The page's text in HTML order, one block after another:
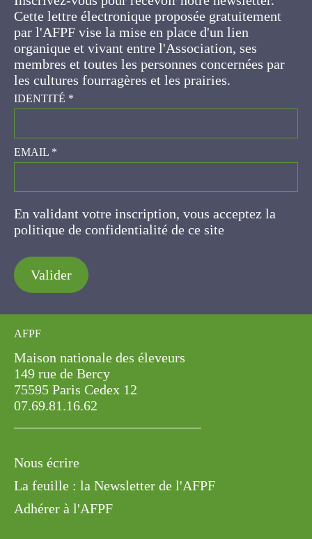
gratuitement par l'AFPF vise la mise en place
d'un lien organique et vivant entre l'Association,
ses membres et toutes les personnes
concernées par les cultures fourragères et les
prairies.
IDENTITÉ*
EMAIL*
En validant votre inscription, vous acceptez la
politique de confidentialité de ce site
Valider
AFPF
Maison nationale des éleveurs
149 rue de Bercy
75595 Paris Cedex 12
07.69.81.16.62
Nous écrire
La feuille : la Newsletter de l'AFPF
Adhérer à l'AFPF